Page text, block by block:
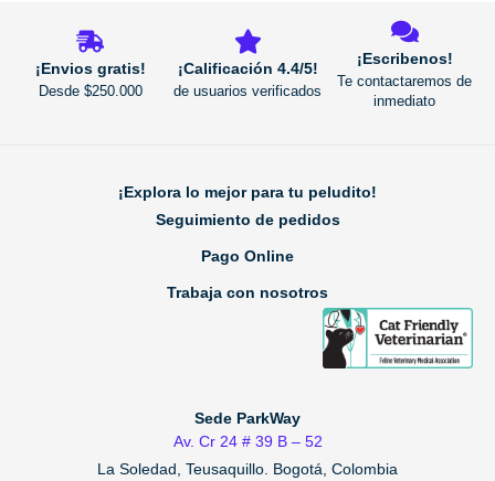
¡Envios gratis!
Desde $250.000
¡Calificación 4.4/5!
de usuarios verificados
¡Escribenos!
Te contactaremos de
inmediato
¡Explora lo mejor para tu peludito!
Seguimiento de pedidos
Pago Online
Trabaja con nosotros
Sede ParkWay
Av. Cr 24 # 39 B – 52
La Soledad, Teusaquillo. Bogotá, Colombia